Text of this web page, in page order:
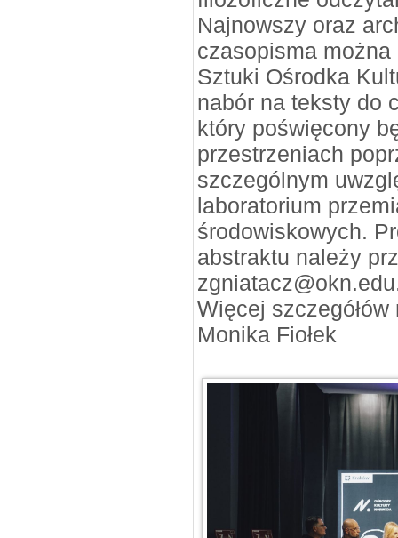
Najnowszy oraz
czasopisma
Sztuki Ośrodka
nabór na teksty do
który poświęcony
przestrzeniach
szczególnym
laboratorium
środowiskowych.
abstraktu należy
Więcej
Monika Fiołek